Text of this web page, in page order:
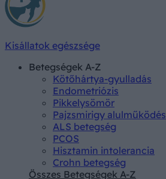
Kisállatok egészsége
Betegségek A-Z
Kötőhártya-gyulladás
Endometriózis
Pikkelysömör
Pajzsmirigy alulműködés
ALS betegség
PCOS
Hisztamin intolerancia
Crohn betegség
Összes Betegségek A-Z